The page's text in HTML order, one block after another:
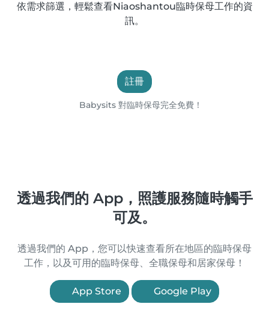
依需求篩選，輕鬆查看Niaoshantou臨時保母工作的資
訊。
註冊
Babysits 對臨時保母完全免費！
透過我們的 App，照護服務隨時觸手
可及。
透過我們的 App，您可以快速查看所在地區的臨時保母
工作，以及可用的臨時保母、全職保母和居家保母！
App Store Google Play